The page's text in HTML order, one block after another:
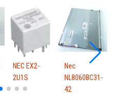
NEC EX2-
2U1S
Nec
NL8060BC31-
42